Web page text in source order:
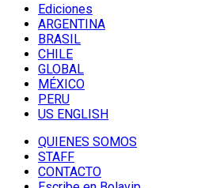
Ediciones
ARGENTINA
BRASIL
CHILE
GLOBAL
MÉXICO
PERU
US ENGLISH
QUIENES SOMOS
STAFF
CONTACTO